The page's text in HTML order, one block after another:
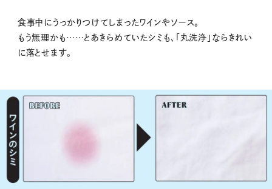
食事中にうっかりつけてしまったワインやソース。
もう無理かも……とあきらめていたシミも、「丸洗浄」ならきれい
に落とせます。